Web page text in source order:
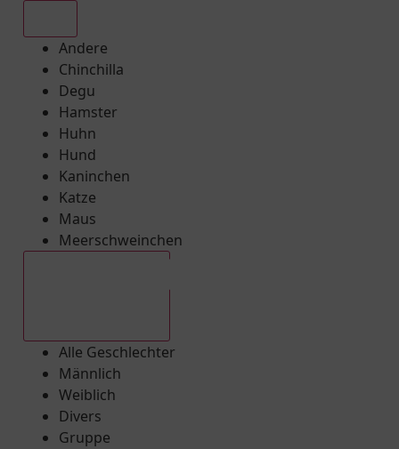
Andere
Chinchilla
Degu
Hamster
Huhn
Hund
Kaninchen
Katze
Maus
Meerschweinchen
Alle Geschlechter
Männlich
Weiblich
Divers
Gruppe